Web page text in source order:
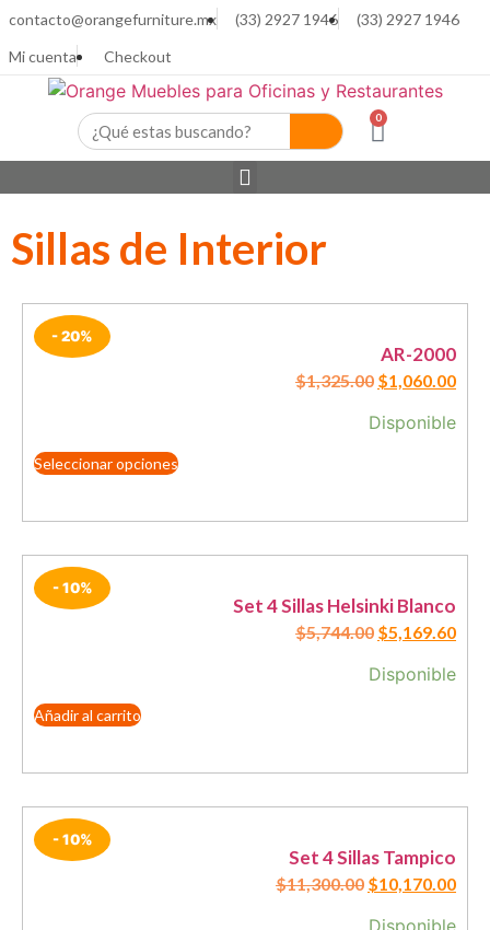
contacto@orangefurniture.mx (33) 2927 1946
(33) 2927 1946
Mi cuenta
Checkout
0
Sillas de Interior
- 20%
AR-2000
$1,325.00 $1,060.00
Disponible
Seleccionar opciones
- 10%
Set 4 Sillas Helsinki Blanco
$5,744.00 $5,169.60
Disponible
Añadir al carrito
- 10%
Set 4 Sillas Tampico
$11,300.00 $10,170.00
Disponible